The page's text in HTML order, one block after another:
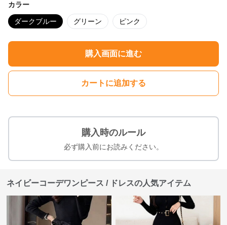
カラー
ダークブルー グリーン ピンク
購入画面に進む
カートに追加する
購入時のルール
必ず購入前にお読みください。
ネイビーコーデワンピース / ドレスの人気アイテム